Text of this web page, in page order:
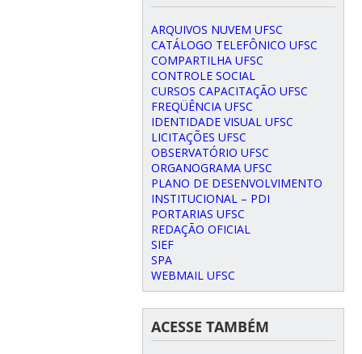
ARQUIVOS NUVEM UFSC
CATÁLOGO TELEFÔNICO UFSC
COMPARTILHA UFSC
CONTROLE SOCIAL
CURSOS CAPACITAÇÃO UFSC
FREQÜÊNCIA UFSC
IDENTIDADE VISUAL UFSC
LICITAÇÕES UFSC
OBSERVATÓRIO UFSC
ORGANOGRAMA UFSC
PLANO DE DESENVOLVIMENTO
INSTITUCIONAL – PDI
PORTARIAS UFSC
REDAÇÃO OFICIAL
SIEF
SPA
WEBMAIL UFSC
ACESSE TAMBÉM